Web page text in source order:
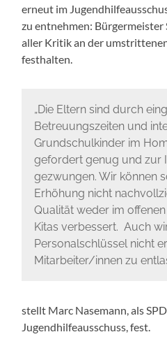
erneut im
zu entnehmen:
aller Kritik an der
festhalten.
„Die Eltern sind durch
Betreuungszeiten und
Grundschulkinder im
gefordert genug und zur
gezwungen. Wir können
Erhöhung nicht
Qualität weder im
Kitas verbessert. Auch
Personalschlüssel nicht
Mitarbeiter/innen zu
stellt Marc Nasemann, als
Jugendhilfeausschuss, fest.